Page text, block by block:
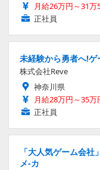
月給26万円～31万
正社員
未経験から勇者へ!
株式会社Reve
神奈川県
月給28万円～35万
正社員
「大人気ゲーム会
メ-カ